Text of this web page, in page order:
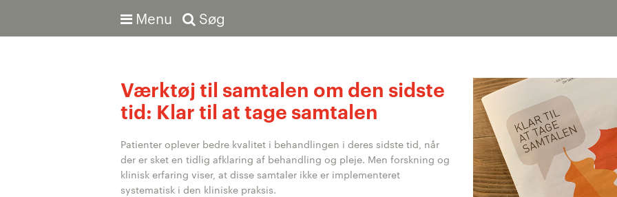
Menu Søg
Avanceret søgning
Værktøj til samtalen om den sidste
tid: Klar til at tage samtalen
Patienter oplever bedre kvalitet i behandlingen i deres sidste tid, når
der er sket en tidlig afklaring af behandling og pleje. Men forskning og
klinisk erfaring viser, at disse samtaler ikke er implementeret
systematisk i den kliniske praksis.